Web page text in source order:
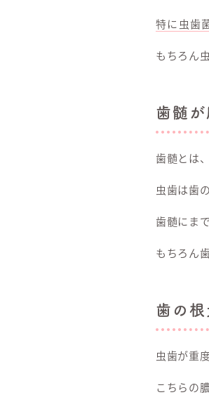
特に虫歯
もちろん
歯髄が
歯髄とは
虫歯は歯
歯髄にま
もちろん
歯の根
虫歯が重
こちらの